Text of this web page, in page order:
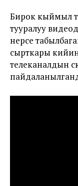
Бирок кыймыл
тууралуу
нерсе
сырткары
телеканалдын